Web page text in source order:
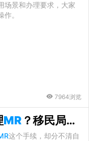
场景和办理要求，大家
。
7964浏览
MR ？移民局官方适用场景完整梳理
这个手续，却分不清自